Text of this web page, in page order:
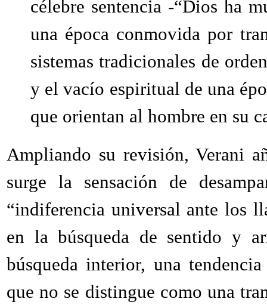
célebre sentencia -“Dios ha
una época conmovida por
sistemas tradicionales de
y el vacío espiritual de una
que orientan al hombre en su
Ampliando su revisión, Verani
surge la sensación de
“indiferencia universal ante los
en la búsqueda de sentido y
búsqueda interior, una
que no se distingue como una